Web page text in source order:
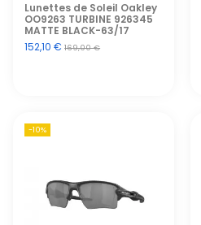
Lunettes de Soleil Oakley
OO9263 TURBINE 926345
MATTE BLACK-63/17
152,10 €169,00 €
-10%